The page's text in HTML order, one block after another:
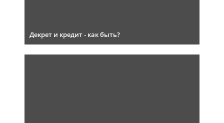
Декрет и кредит - как быть?